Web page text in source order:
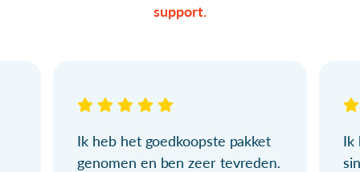
support.
Ik heb het goedkoopste pakket
genomen en ben zeer tevreden.
Ik